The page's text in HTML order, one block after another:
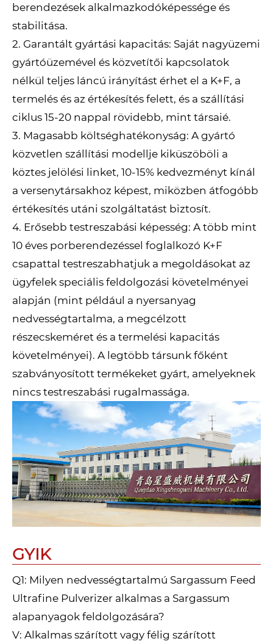
berendezések alkalmazkodóképessége és
stabilitása.
2. Garantált gyártási kapacitás: Saját nagyüzemi
gyártóüzemével és közvetítői kapcsolatok
nélkül teljes láncú irányítást érhet el a K+F, a
termelés és az értékesítés felett, és a szállítási
ciklus 15-20 nappal rövidebb, mint társaié.
3. Magasabb költséghatékonyság: A gyártó
közvetlen szállítási modellje kiküszöböli a
köztes jelölési linket, 10-15% kedvezményt kínál
a versenytársakhoz képest, miközben átfogóbb
értékesítés utáni szolgáltatást biztosít.
4. Erősebb testreszabási képesség: A több mint
10 éves porberendezéssel foglalkozó K+F
csapattal testreszabhatjuk a megoldásokat az
ügyfelek speciális feldolgozási követelményei
alapján (mint például a nyersanyag
nedvességtartalma, a megcélzott
részecskeméret és a termelési kapacitás
követelményei). A legtöbb társunk főként
szabványosított termékeket gyárt, amelyeknek
nincs testreszabási rugalmassága.
GYIK
Q1: Milyen nedvességtartalmú Sargassum Feed
Ultrafine Pulverizer alkalmas a Sargassum
alapanyagok feldolgozására?
V: Alkalmas szárított vagy félig szárított